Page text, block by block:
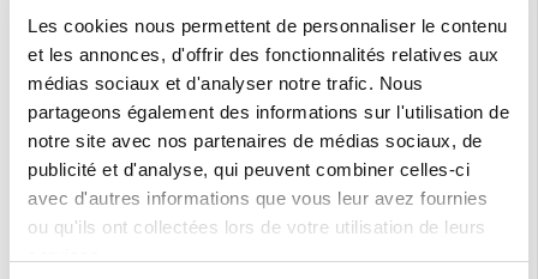
Les cookies nous permettent de personnaliser le contenu
et les annonces, d'offrir des fonctionnalités relatives aux
médias sociaux et d'analyser notre trafic. Nous
partageons également des informations sur l'utilisation de
notre site avec nos partenaires de médias sociaux, de
publicité et d'analyse, qui peuvent combiner celles-ci
avec d'autres informations que vous leur avez fournies
ou qu'ils ont collectées lors de votre utilisation de leurs
E-mail*
Oui, je souhaite recevoir les Flashs
Atradius.